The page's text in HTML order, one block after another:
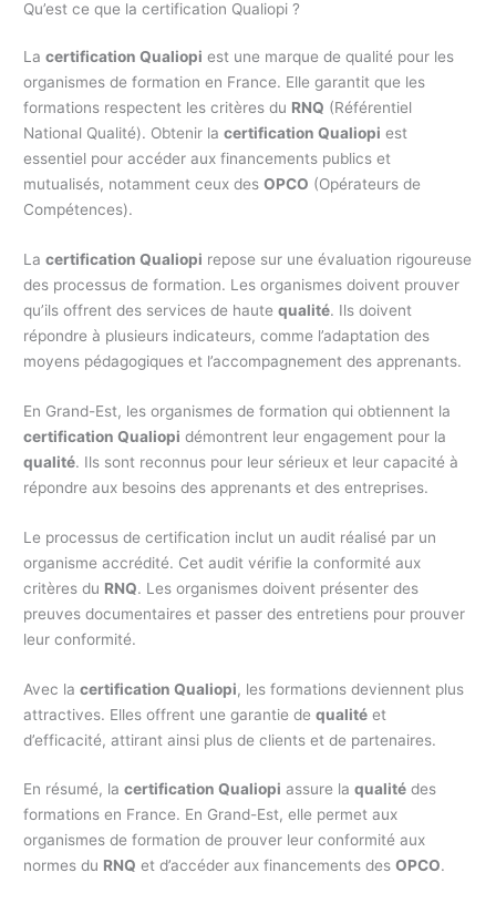
Qu’est ce que la certification Qualiopi ?
Lacertification Qualiopi est une marque de qualité pour les
organismes de formation en France. Elle garantit que les
formations respectent les critères du RNQ (Référentiel
National Qualité). Obtenir lacertification Qualiopi est
essentiel pour accéder aux financements publics et
mutualisés, notamment ceux desOPCO (Opérateurs de
Compétences).
Lacertification Qualiopi repose sur une évaluation rigoureuse
des processus de formation. Les organismes doivent prouver
qu’ils offrent des services de hautequalité. Ils doivent
répondre à plusieurs indicateurs, comme l’adaptation des
moyens pédagogiques et l’accompagnement des apprenants.
En Grand-Est, les organismes de formation qui obtiennent la
certification Qualiopi démontrent leur engagement pour la
qualité. Ils sont reconnus pour leur sérieux et leur capacité à
répondre aux besoins des apprenants et des entreprises.
Le processus de certification inclut un audit réalisé par un
organisme accrédité. Cet audit vérifie la conformité aux
critères du RNQ. Les organismes doivent présenter des
preuves documentaires et passer des entretiens pour prouver
leur conformité.
Avec lacertification Qualiopi, les formations deviennent plus
attractives. Elles offrent une garantie dequalité et
d’efficacité, attirant ainsi plus de clients et de partenaires.
En résumé, lacertification Qualiopi assure laqualité des
formations en France. En Grand-Est, elle permet aux
organismes de formation de prouver leur conformité aux
normes du RNQ et d’accéder aux financements desOPCO.